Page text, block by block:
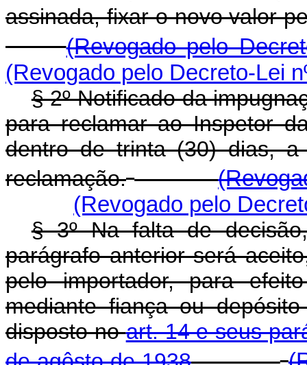
assinada, fixar o novo valor
(Revogado pelo
(Revogado pelo Decreto-Lei
§ 2º Notificado da
para reclamar ao Inspetor
dentro de trinta (30) dias,
reclamação.
(Revogado pelo
§ 3º Na falta de
parágrafo anterior será
pelo importador, para
mediante fiança ou
disposto noart. 14 e seus